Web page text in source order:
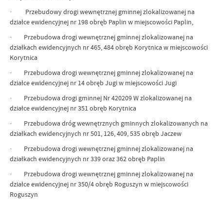
· Przebudowy drogi wewnętrznej gminnej zlokalizowanej na
działce ewidencyjnej nr 198 obręb Paplin w miejscowości Paplin,
· Przebudowa drogi wewnętrznej gminnej zlokalizowanej na
działkach ewidencyjnych nr 465, 484 obręb Korytnica w miejscowości
Korytnica
· Przebudowa drogi wewnętrznej gminnej zlokalizowanej na
działce ewidencyjnej nr 14 obręb Jugi w miejscowości Jugi
· Przebudowa drogi gminnej Nr 420209 W zlokalizowanej na
działce ewidencyjnej nr 351 obręb Korytnica
· Przebudowa dróg wewnętrznych gminnych zlokalizowanych na
działkach ewidencyjnych nr 501, 126, 409, 535 obręb Jaczew
· Przebudowa drogi wewnętrznej gminnej zlokalizowanej na
działkach ewidencyjnych nr 339 oraz 362 obręb Paplin
· Przebudowa drogi wewnętrznej gminnej zlokalizowanej na
działce ewidencyjnej nr 350/4 obręb Roguszyn w miejscowości
Roguszyn